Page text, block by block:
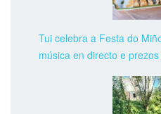
Tui celebra a Festa do
música en directo e